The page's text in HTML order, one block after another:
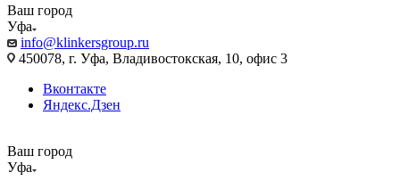
Ваш город
Уфа
info@klinkersgroup.ru
450078, г. Уфа, Владивостокская, 10, офис 3
Вконтакте
Яндекс.Дзен
Ваш город
Уфа